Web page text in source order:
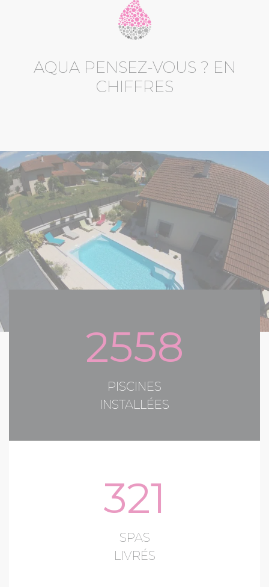
AQUA PENSEZ-VOUS ? EN
CHIFFRES
2558
PISCINES
INSTALLÉES
321
SPAS
LIVRÉS